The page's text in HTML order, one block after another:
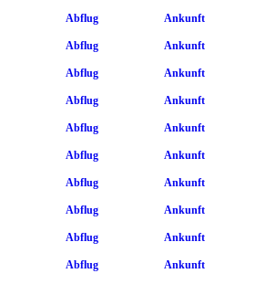
Abflug Ankunft
Abflug Ankunft
Abflug Ankunft
Abflug Ankunft
Abflug Ankunft
Abflug Ankunft
Abflug Ankunft
Abflug Ankunft
Abflug Ankunft
Abflug Ankunft